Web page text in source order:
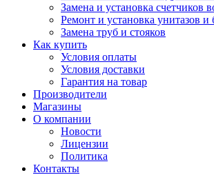
Замена и установка счетчиков
Ремонт и установка унитазов и
Замена труб и стояков
Как купить
Условия оплаты
Условия доставки
Гарантия на товар
Производители
Магазины
О компании
Новости
Лицензии
Политика
Контакты